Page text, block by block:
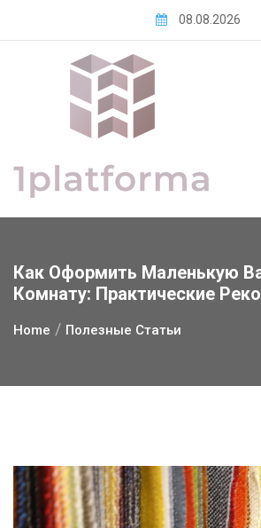
08.08.2026
Как Оформить Маленькую
Комнату: Практические
Home Полезные Статьи